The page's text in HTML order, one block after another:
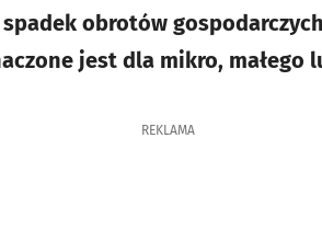
obrotów
jest dla mikro, małego
REKLAMA